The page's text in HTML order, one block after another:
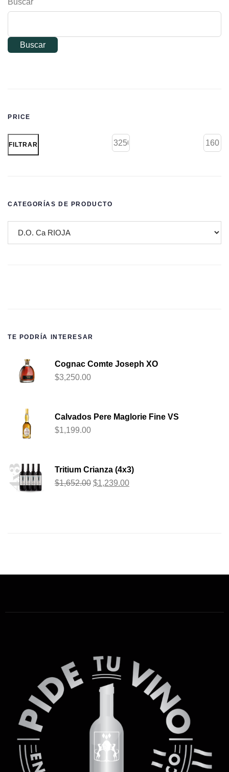
Buscar
PRICE
FILTRAR
CATEGORÍAS DE PRODUCTO
TE PODRÍA INTERESAR
Cognac Comte Joseph XO
$3,250.00
Calvados Pere Maglorie Fine VS
$1,199.00
Tritium Crianza (4x3)
$1,652.00 $1,239.00